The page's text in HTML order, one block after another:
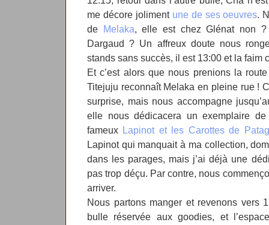
me décore joliment une de ses oeuvres.
de Melaka, elle est chez Glénat non
Dargaud ? Un affreux doute nous
stands sans succès, il est 13:00 et la faim
Et c’est alors que nous prenions la
Titejuju reconnaît Melaka en pleine rue !
surprise, mais nous accompagne
elle nous dédicacera un exemplaire
fameux Lapinot et les Carottes de
Lapinot qui manquait à ma collection,
dans les parages, mais j’ai déjà une
pas trop déçu. Par contre, nous
arriver.
Nous partons manger et revenons vers
bulle réservée aux goodies, et